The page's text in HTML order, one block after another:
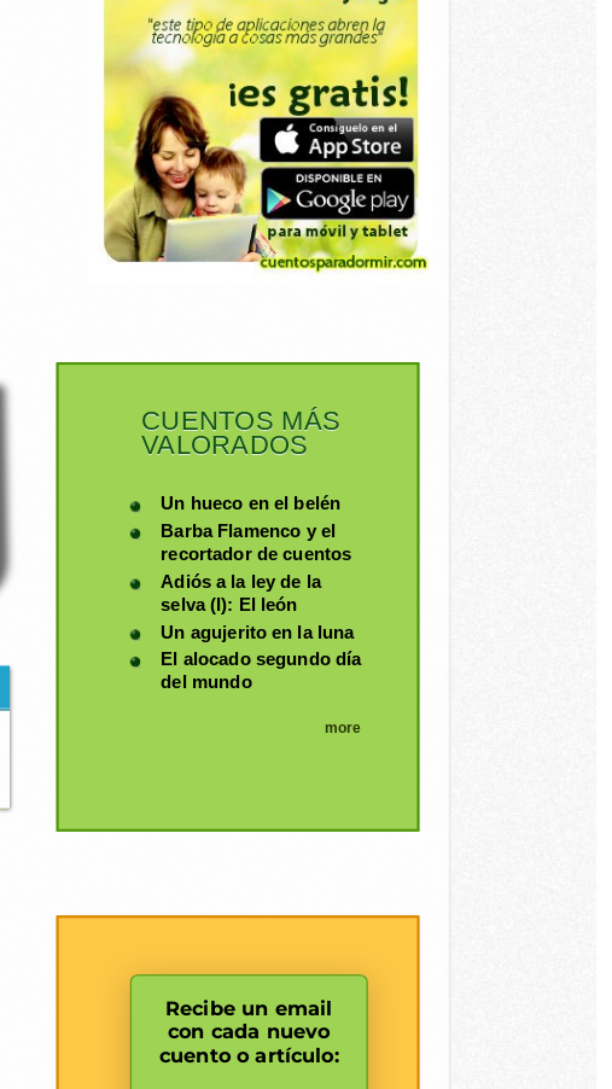
CUENTOS MÁS
VALORADOS
Un hueco en el belén
Barba Flamenco y el
recortador de cuentos
Adiós a la ley de la
selva (I): El león
Un agujerito en la luna
El alocado segundo día
del mundo
more
Recibe un email
con cada nuevo
cuento o artículo: